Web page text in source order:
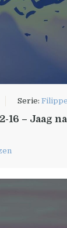
Serie:
16 – Jaag